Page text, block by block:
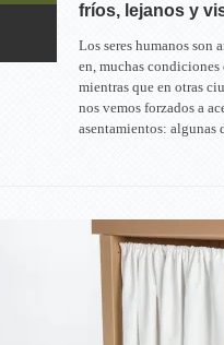
fríos, lejanos y
Los seres humanos son
en, muchas
mientras que en otras
nos vemos forzados a
asentamientos: